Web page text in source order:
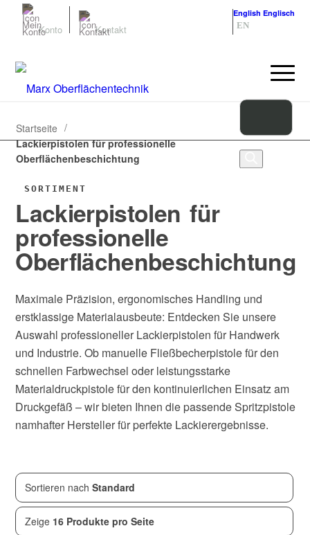
Konto Kontakt
English Englisch
EN
Startseite /
Lackierpistolen für professionelle
Oberflächenbeschichtung
Lackierpistolen für
professionelle
Oberflächenbeschichtung
SORTIMENT
Maximale Präzision, ergonomisches Handling und
erstklassige Materialausbeute: Entdecken Sie unsere
Auswahl professioneller Lackierpistolen für Handwerk
und Industrie. Ob manuelle Fließbecherpistole für den
schnellen Farbwechsel oder leistungsstarke
Materialdruckpistole für den kontinuierlichen Einsatz am
Druckgefäß – wir bieten Ihnen die passende Spritzpistole
namhafter Hersteller für perfekte Lackierergebnisse.
Sortieren nachStandard
Zeige 16 Produkte pro Seite
Zeige16von16Produkten